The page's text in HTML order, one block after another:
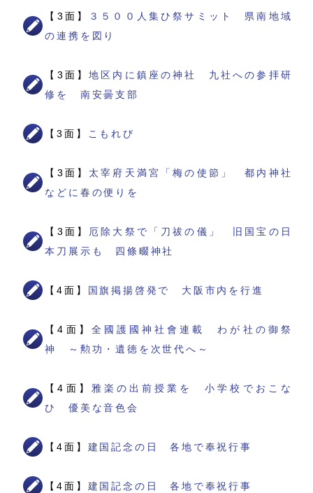
【3面】
３５００人集ひ祭サミット 県南地域
の連携を図り
【3面】地区内に鎮座の神社 九社への参拝研
修を 南安曇支部
【3面】 こもれび
【3面】 太宰府天満宮「梅の使節」 都内神社
などに春の便りを
【3面】
厄除大祭で「刀祓の儀」 旧国宝の日
本刀展示も 四條畷神社
【4面】 国旗掲揚啓発で 大阪市内を行進
【4面】 全國護國神社會連載 わが社の御祭
神 ～勲功・遺徳を次世代へ～
【4面】 雅楽の出前授業を 小学校でおこな
ひ 優美な音色会
【4面】 建国記念の日 各地で奉祝行事
【4面】 建国記念の日 各地で奉祝行事